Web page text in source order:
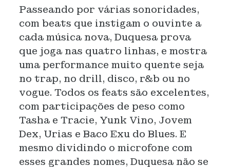
Passeando por várias sonoridades,
com beats que instigam o ouvinte a
cada música nova, Duquesa prova
que joga nas quatro linhas, e mostra
uma performance muito quente seja
no trap, no drill, disco, r&b ou no
vogue. Todos os feats são excelentes,
com participações de peso como
Tasha e Tracie, Yunk Vino, Jovem
Dex, Urias e Baco Exu do Blues. E
mesmo dividindo o microfone com
esses grandes nomes, Duquesa não se